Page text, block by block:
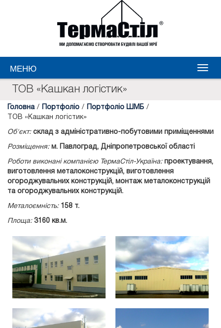
МЕНЮ
ТОВ «Кашкан логістик»
Головна / Портфоліо / Портфоліо ШМБ /
ТОВ «Кашкан логістик»
Об'єкт: склад з адміністративно-побутовими приміщеннями
Розміщення: м. Павлоград, Дніпропетровської області
Роботи виконані компанією ТермаСтіл-Україна: проектування,
виготовлення металоконструкцій, виготовлення
огороджувальних конструкцій, монтаж металоконструкцій
та огороджувальних конструкцій.
Металоємність:158 т.
Площа:3160 кв.м.